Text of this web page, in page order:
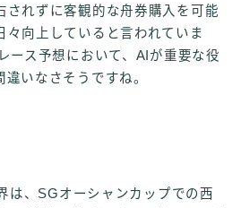
されずに客観的な舟券購入を可能
々向上していると言われていま
ース予想において、AIが重要な役
いなさそうですね。
は、SGオーシャンカップでの西